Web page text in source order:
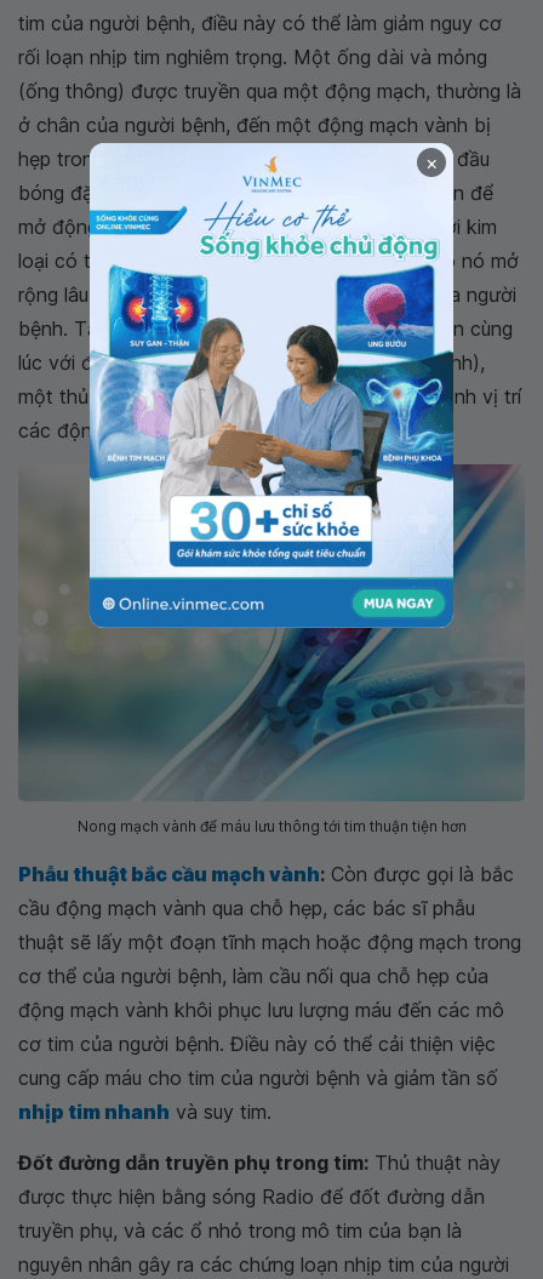
tim của người bệnh, điều này có thể làm giảm nguy cơ
rối loạn nhịp tim nghiêm trọng. Một ống dài và mỏng
(ống thông) được truyền qua một động mạch, thường là
ở chân của người bệnh, đến một động mạch vành bị
hẹp trong tim. Ống thông này được trang bị một đầu
bóng đặc biệt phồng lên trong một thời gian ngắn để
mở động mạch bị chặn. Đồng thời, một stent lưới kim
loại có thể được đưa vào động mạch để giữ cho nó mở
rộng lâu dài, khôi phục lưu lượng máu đến tim của người
bệnh. Tạo hình mạch vành có thể được thực hiện cùng
lúc với đặt ống thông vành (chụp động mạch vành),
một thủ thuật mà các bác sĩ thực hiện để xác định vị trí
các động mạch bị hẹp.
Nong mạch vành để máu lưu thông tới tim thuận tiện hơn
Phẫu thuật bắc cầu mạch vành: Còn được gọi là bắc
cầu động mạch vành qua chỗ hẹp, các bác sĩ phẫu
thuật sẽ lấy một đoạn tĩnh mạch hoặc động mạch trong
cơ thể của người bệnh, làm cầu nối qua chỗ hẹp của
động mạch vành khôi phục lưu lượng máu đến các mô
cơ tim của người bệnh. Điều này có thể cải thiện việc
cung cấp máu cho tim của người bệnh và giảm tần số
nhịp tim nhanh và suy tim.
Đốt đường dẫn truyền phụ trong tim: Thủ thuật này
được thực hiện bằng sóng Radio để đốt đường dẫn
truyền phụ, và các ổ nhỏ trong mô tim của bạn là
nguyên nhân gây ra các chứng loạn nhịp tim của người
×